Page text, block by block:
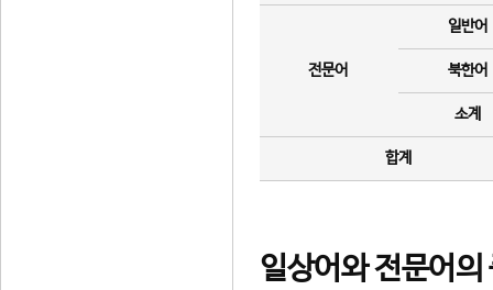
전문어
일반어
북한어
소계
합계
일상어와 전문어의